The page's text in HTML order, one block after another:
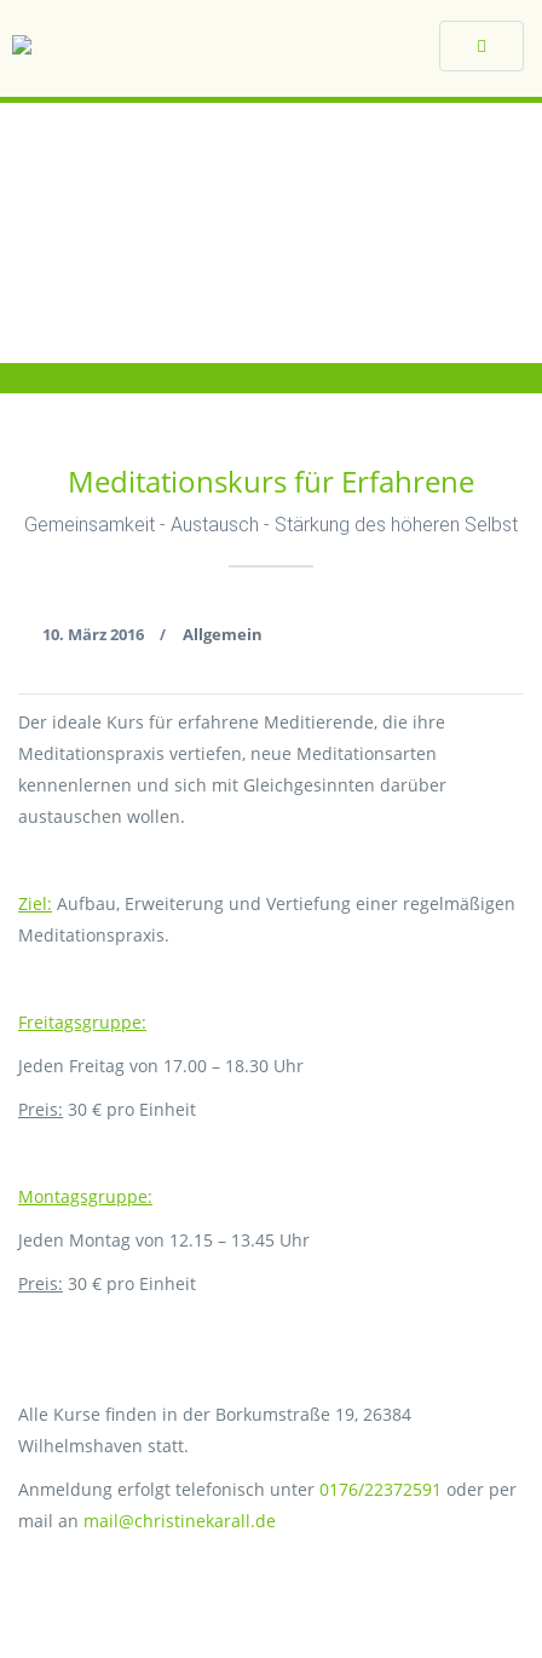
Toggle
Meditationskurs für Erfahrene
Gemeinsamkeit - Austausch - Stärkung des höheren Selbst
10. März 2016 / Allgemein
Der ideale Kurs für erfahrene Meditierende, die ihre
Meditationspraxis vertiefen, neue Meditationsarten
kennenlernen und sich mit Gleichgesinnten darüber
austauschen wollen.
Ziel: Aufbau, Erweiterung und Vertiefung einer regelmäßigen
Meditationspraxis.
Freitagsgruppe:
Jeden Freitag von 17.00 – 18.30 Uhr
Preis: 30 € pro Einheit
Montagsgruppe:
Jeden Montag von 12.15 – 13.45 Uhr
Preis: 30 € pro Einheit
Alle Kurse finden in der Borkumstraße 19, 26384
Wilhelmshaven statt.
Anmeldung erfolgt telefonisch unter 0176/22372591 oder per
mail an mail@christinekarall.de